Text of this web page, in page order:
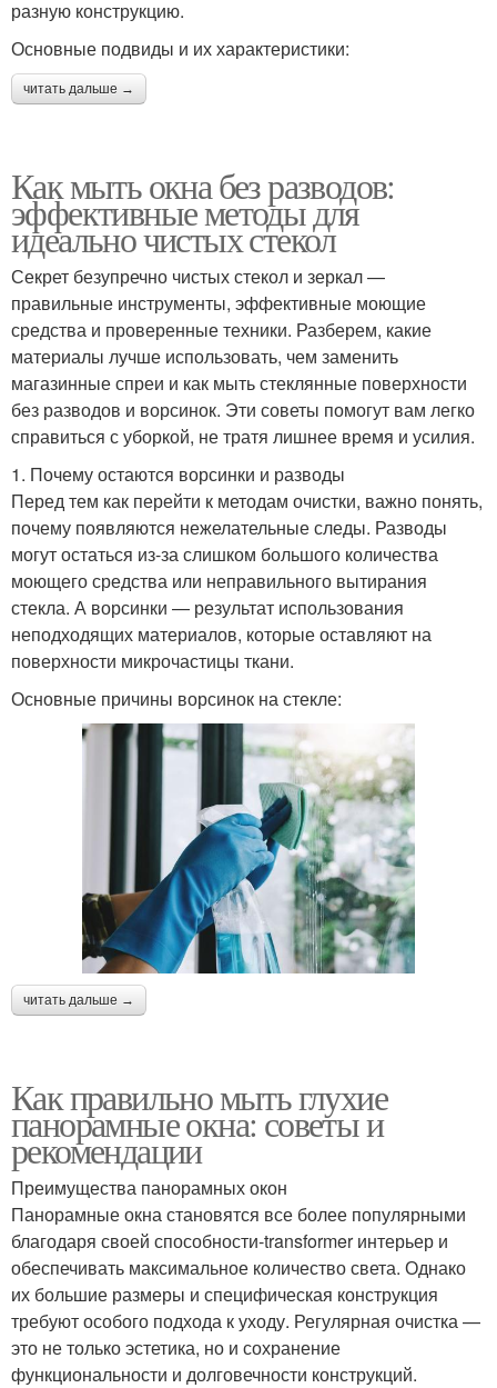
разную конструкцию.
Основные подвиды и их характеристики:
читать дальше →
Как мыть окна без разводов:
эффективные методы для
идеально чистых стекол
Секрет безупречно чистых стекол и зеркал —
правильные инструменты, эффективные моющие
средства и проверенные техники. Разберем, какие
материалы лучше использовать, чем заменить
магазинные спреи и как мыть стеклянные поверхности
без разводов и ворсинок. Эти советы помогут вам легко
справиться с уборкой, не тратя лишнее время и усилия.
1. Почему остаются ворсинки и разводы
Перед тем как перейти к методам очистки, важно понять,
почему появляются нежелательные следы. Разводы
могут остаться из-за слишком большого количества
моющего средства или неправильного вытирания
стекла. А ворсинки — результат использования
неподходящих материалов, которые оставляют на
поверхности микрочастицы ткани.
Основные причины ворсинок на стекле:
читать дальше →
Как правильно мыть глухие
панорамные окна: советы и
рекомендации
Преимущества панорамных окон
Панорамные окна становятся все более популярными
благодаря своей способности-transformer интерьер и
обеспечивать максимальное количество света. Однако
их большие размеры и специфическая конструкция
требуют особого подхода к уходу. Регулярная очистка —
это не только эстетика, но и сохранение
функциональности и долговечности конструкций.